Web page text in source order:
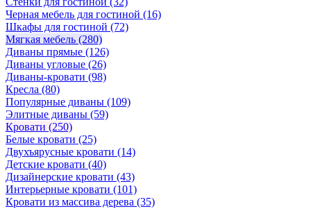
Черная мебель для гостиной (16)
Шкафы для гостиной (72)
Мягкая мебель (280)
Диваны прямые (126)
Диваны угловые (26)
Диваны-кровати (98)
Кресла (80)
Популярные диваны (109)
Элитные диваны (59)
Кровати (250)
Белые кровати (25)
Двухъярусные кровати (14)
Детские кровати (40)
Дизайнерские кровати (43)
Интерьерные кровати (101)
Кровати из массива дерева (35)